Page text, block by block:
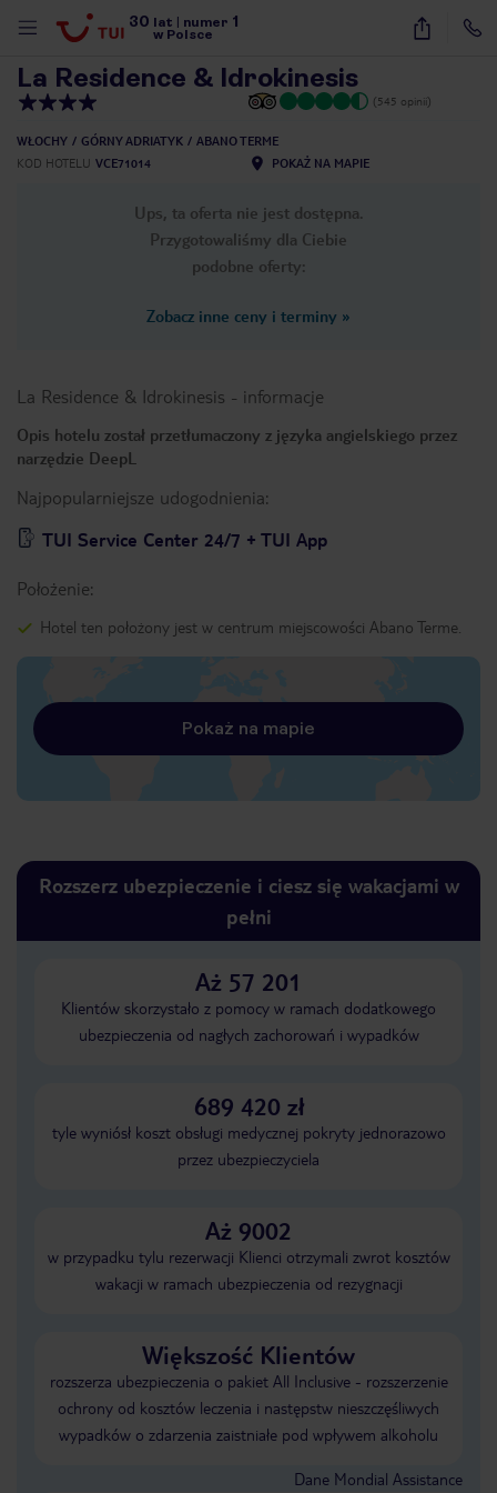
30 lat numer 1
w Polsce
21
La Residence & Idrokinesis
(545 opinii)
WŁOCHY GÓRNY ADRIATYK
ABANO TERME
KOD HOTELU VCE71014 POKAŻ NA MAPIE
Ups, ta oferta nie jest dostępna.
Przygotowaliśmy dla Ciebie
podobne oferty:
Zobacz inne ceny i terminy »
La Residence & Idrokinesis - informacje
Opis hotelu został przetłumaczony z języka angielskiego przez
narzędzie DeepL
Najpopularniejsze udogodnienia:
TUI Service Center 24/7 + TUI App
Położenie:
Hotel ten położony jest w centrum miejscowości Abano Terme.
Pokaż na mapie
Rozszerz ubezpieczenie i ciesz się wakacjami w
pełni
Aż 57 201
Klientów skorzystało z pomocy w ramach dodatkowego
ubezpieczenia od nagłych zachorowań i wypadków
689 420 zł
tyle wyniósł koszt obsługi medycznej pokryty jednorazowo
przez ubezpieczyciela
Aż 9002
w przypadku tylu rezerwacji Klienci otrzymali zwrot kosztów
wakacji w ramach ubezpieczenia od rezygnacji
Większość Klientów
rozszerza ubezpieczenia o pakiet All Inclusive - rozszerzenie
ochrony od kosztów leczenia i następstw nieszczęśliwych
wypadków o zdarzenia zaistniałe pod wpływem alkoholu
Dane Mondial Assistance